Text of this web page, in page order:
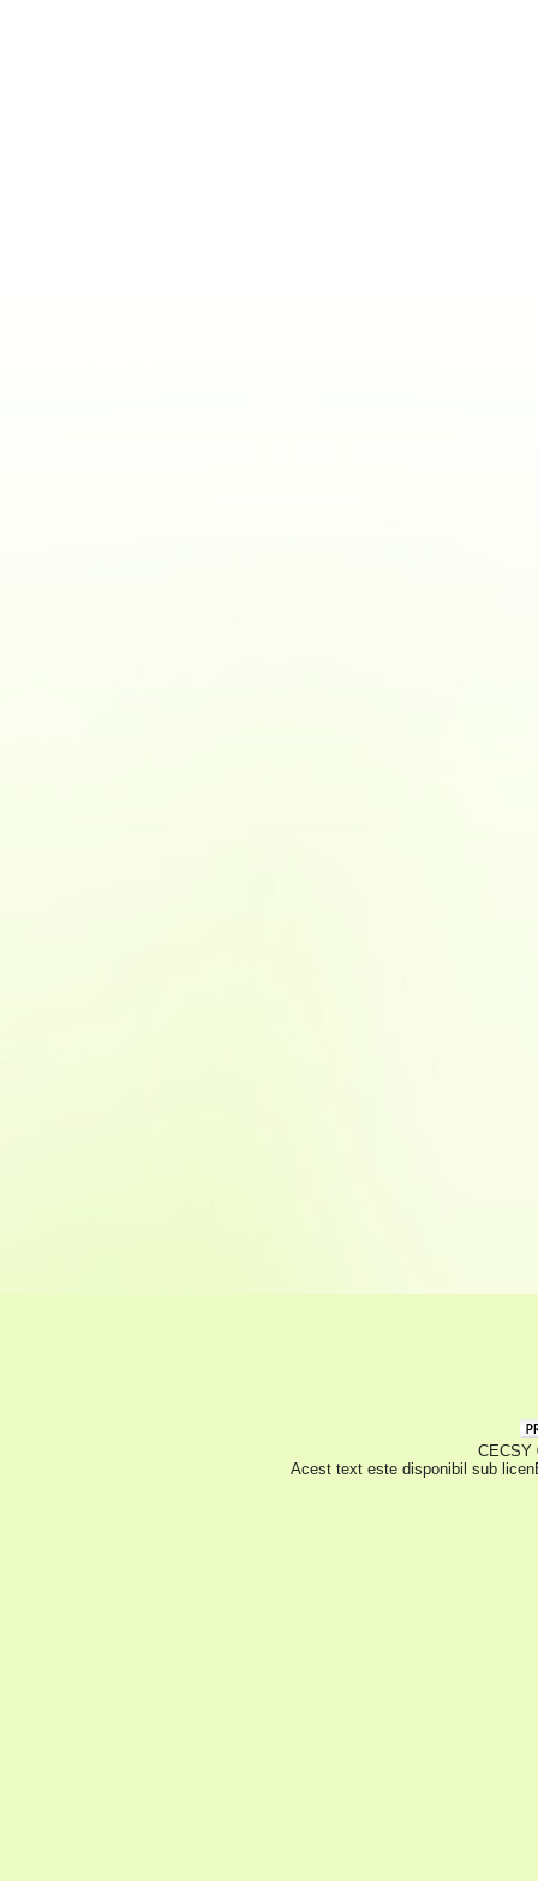
CECSY
Acest text este disponibil sub